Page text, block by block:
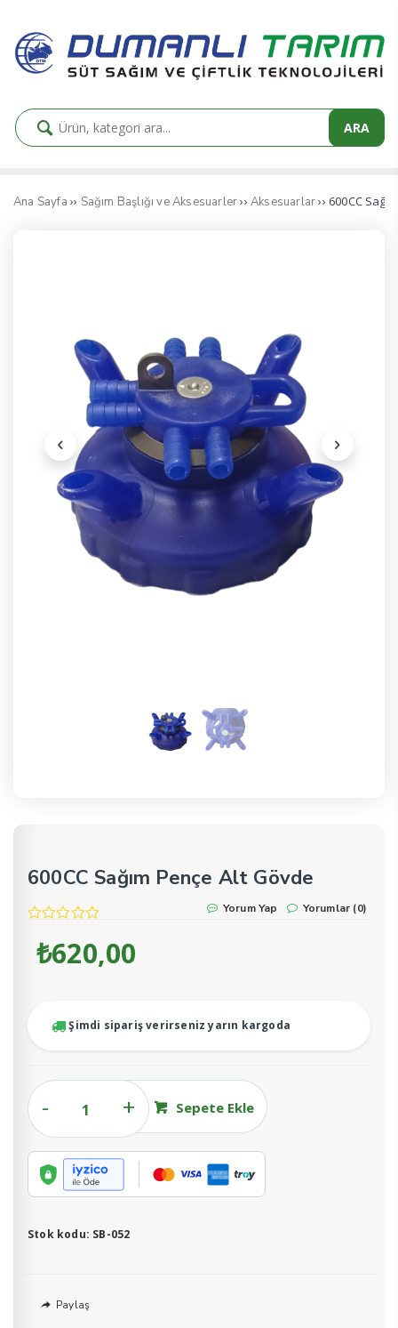
ARA
Ana Sayfa ›› Sağım Başlığı ve Aksesuarler››Aksesuarlar›› 600CC
600CC Sağım Pençe Alt Gövde
Yorum Yap Yorumlar (0)
₺620,00
Şimdi sipariş verirseniz yarın kargoda
600CC
Pençe
Alt
Gövde
Sepete Ekle
Stok kodu: SB-052
Paylaş